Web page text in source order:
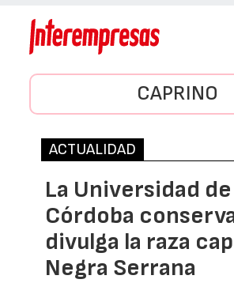
CAPRINO
ACTUALIDAD
La Universidad de
Córdoba
divulga la raza
Negra Serrana